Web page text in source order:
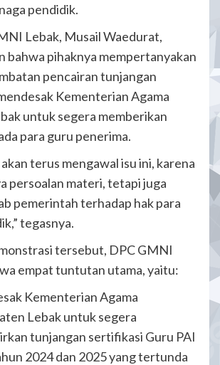
pendidik.
Lebak, Musail Waedurat,
bahwa pihaknya mempertanyakan
pencairan tunjangan
Kementerian Agama
untuk segera memberikan
para guru penerima.
terus mengawal isu ini, karena
persoalan materi, tetapi juga
pemerintah terhadap hak para
tegasnya.
tersebut, DPC GMNI
empat tuntutan utama, yaitu:
Kementerian Agama
Lebak untuk segera
tunjangan sertifikasi Guru PAI
2024 dan 2025 yang tertunda